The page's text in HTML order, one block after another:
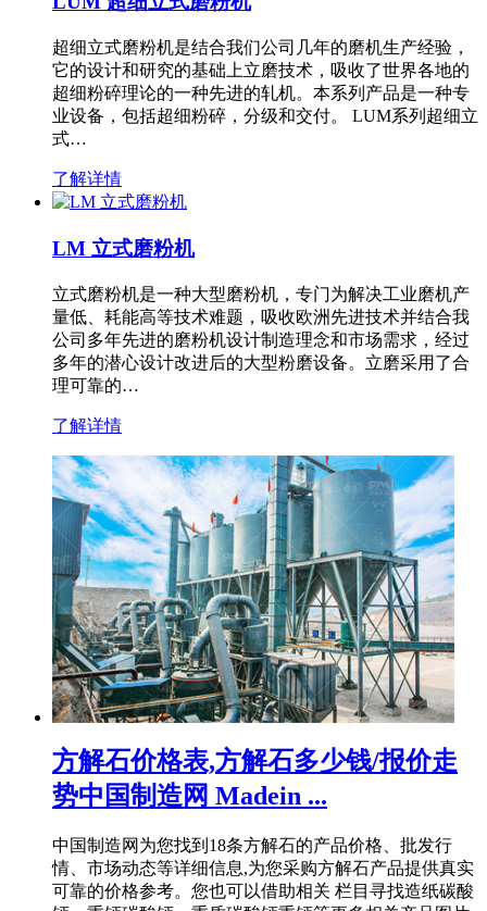
超细立式磨粉机是结合我们公司几年的磨机生产经验，
它的设计和研究的基础上立磨技术，吸收了世界各地的
超细粉碎理论的一种先进的轧机。本系列产品是一种专
业设备，包括超细粉碎，分级和交付。 LUM系列超细立
式…
了解详情
LM 立式磨粉机
立式磨粉机是一种大型磨粉机，专门为解决工业磨机产
量低、耗能高等技术难题，吸收欧洲先进技术并结合我
公司多年先进的磨粉机设计制造理念和市场需求，经过
多年的潜心设计改进后的大型粉磨设备。立磨采用了合
理可靠的…
了解详情
方解石价格表,方解石多少钱/报价走
势中国制造网 Madein ...
中国制造网为您找到18条方解石的产品价格、批发行
情、市场动态等详细信息,为您采购方解石产品提供真实
可靠的价格参考。您也可以借助相关 栏目寻找造纸碳酸